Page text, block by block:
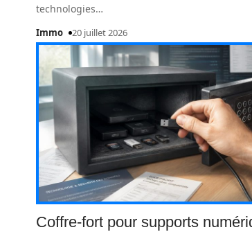
technologies…
Immo 20 juillet 2026
Coffre-fort pour supports